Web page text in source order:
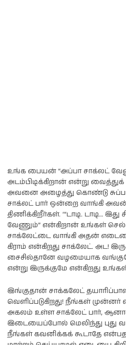
உங்க பையன் “அப்பா சாக்லட்
அடம்பிடிக்கிறான் என்று
அவனை அழைத்து கொண்டு சுப்பர்
சாக்லட் பார் ஒன்றை வாங்கி
திணிக்கிறீர்கள். ‘“டாடி. டாடி…
வேணும்” என்கிறான் உங்கள்
சாக்லேட்டை வாங்கி அதன் எடையை
கிராம் என்கிறது சாக்லேட். அட!
சைசில்தானே வழமையாக
என்று இருக்குமே என்கிறது
இங்குதான் சாக்கலேட்
வெளிப்படுகிறது! நீங்கள்
அகலம் உள்ள சாக்லேட் பார்,
இடையைப்போல் மெலிந்து புது
நீங்கள் கவனிக்கக் கூடாதே